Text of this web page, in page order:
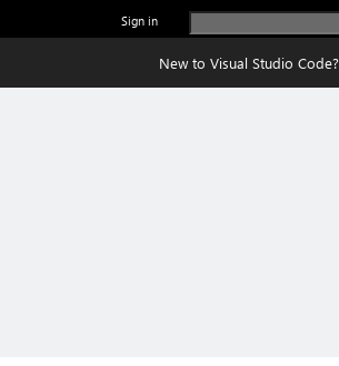
Sign in
New to Visual Studio Code?